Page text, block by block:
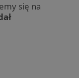
się na